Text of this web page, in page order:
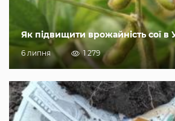
Як підвищити врожайність сої в
6 липня 1 279